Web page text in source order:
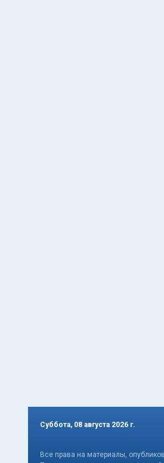
Суббота, 08 августа 2026 г.
Все права на материалы,